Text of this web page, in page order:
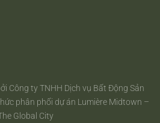
Công ty TNHH Dịch vụ Bất Động Sản
phân phối dự án Lumière Midtown –
Global City